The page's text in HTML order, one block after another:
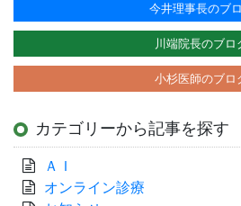
今井理事長のブ
川端院長のブロ
小杉医師のブロ
カテゴリーから記事を探す
ＡＩ
オンライン診療